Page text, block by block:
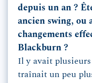
depuis un an ?
ancien swing, ou
changements
Blackburn ?
Il y avait
traînait un peu